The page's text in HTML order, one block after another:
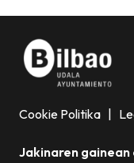
Cookie Politika |
Jakinaren gainean